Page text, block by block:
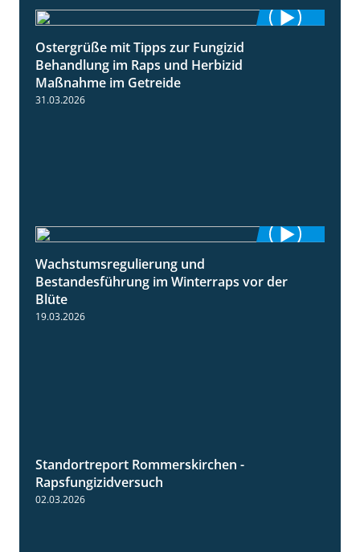
Ostergrüße mit Tipps zur Fungizid
Behandlung im Raps und Herbizid
Maßnahme im Getreide
31.03.2026
Wachstumsregulierung und
Bestandesführung im Winterraps vor der
Blüte
19.03.2026
Standortreport Rommerskirchen -
Rapsfungizidversuch
02.03.2026